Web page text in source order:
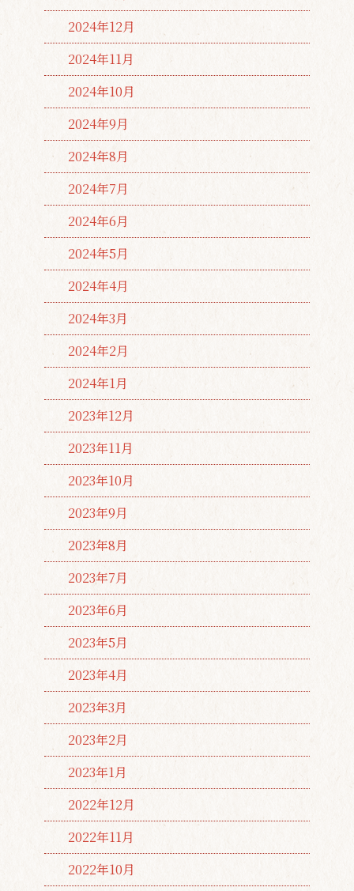
2024年12月
2024年11月
2024年10月
2024年9月
2024年8月
2024年7月
2024年6月
2024年5月
2024年4月
2024年3月
2024年2月
2024年1月
2023年12月
2023年11月
2023年10月
2023年9月
2023年8月
2023年7月
2023年6月
2023年5月
2023年4月
2023年3月
2023年2月
2023年1月
2022年12月
2022年11月
2022年10月